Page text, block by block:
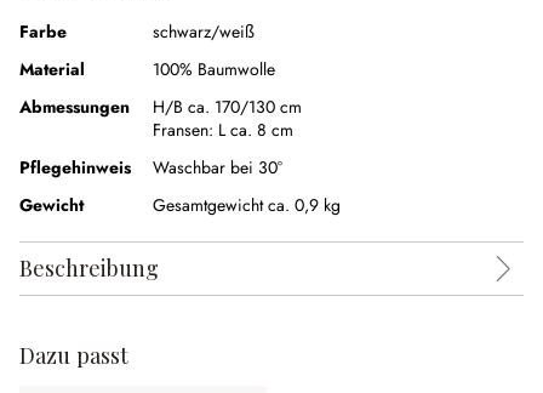
Farbe
schwarz/weiß
Material
100% Baumwolle
Abmessungen
H/B ca. 170/130 cm
Fransen: L ca. 8 cm
Pflegehinweis
Waschbar bei 30°
Gewicht
Gesamtgewicht ca. 0,9 kg
Beschreibung
Dazu passt